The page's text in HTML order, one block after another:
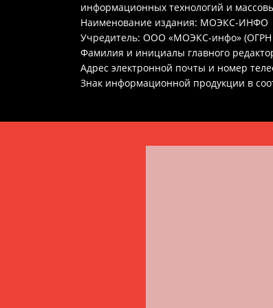
информационных технологий и
Наименование издания: МОЭКС-ИНФО
Учредитель: ООО «МОЭКС-инфо» (ОГРН
Фамилия и инициалы главного
Адрес электронной почты и номер
Знак информационной продукции в